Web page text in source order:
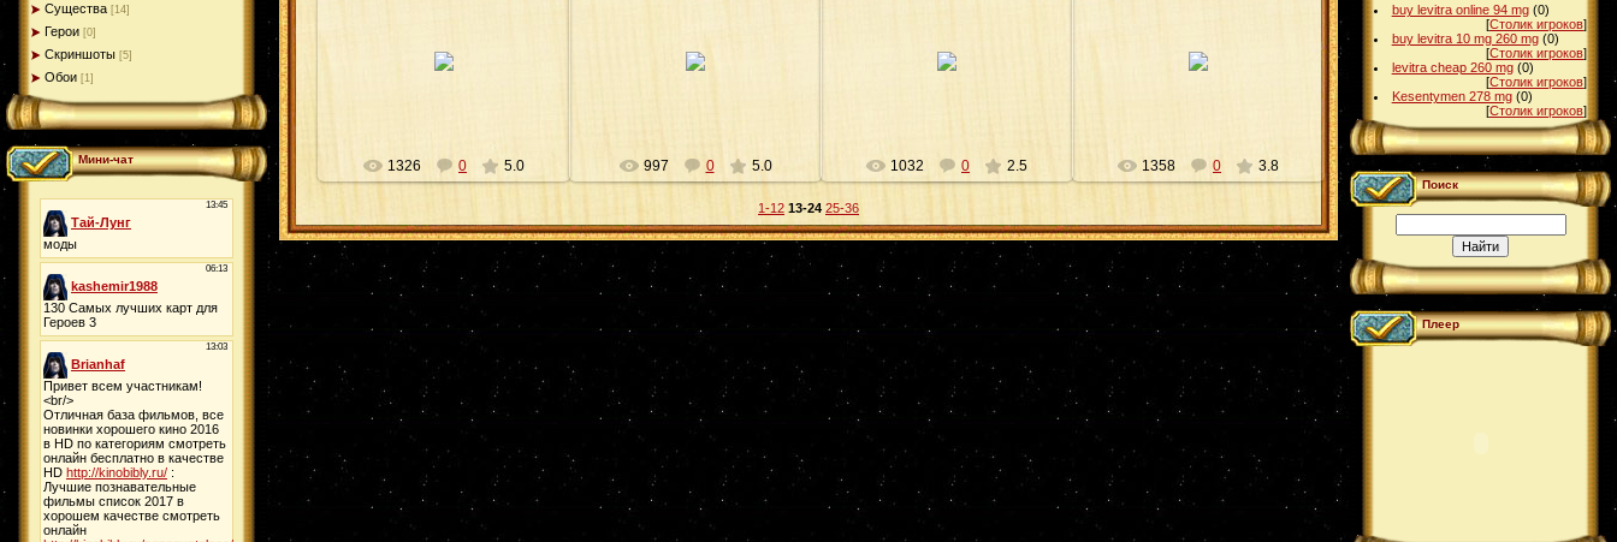
Существа [14]
Герои [0]
Скриншоты [5]
Обои [1]
Мини-чат 1326 0 5.0 997 0 5.0 1032 0 2.5 1358 0 3.8
1-12 13-24 25-36
buy levitra online 94 mg (0)
[Столик игроков]
buy levitra 10 mg 260 mg (0)
[Столик игроков]
levitra cheap 260 mg (0)
[Столик игроков]
Kesentymen 278 mg (0)
[Столик игроков]
Поиск
Плеер